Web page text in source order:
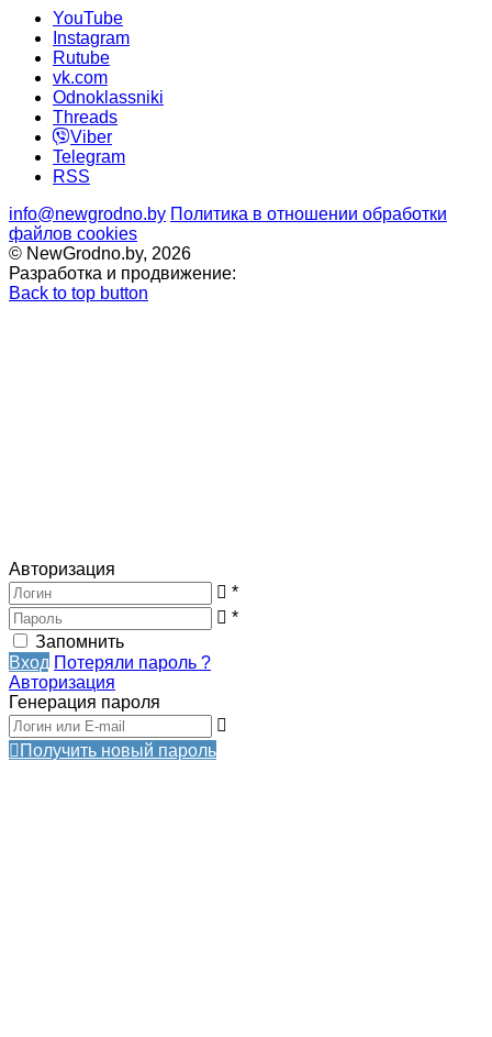
YouTube
Instagram
Rutube
vk.com
Odnoklassniki
Threads
Viber
Telegram
RSS
info@newgrodno.by Политика в отношении обработки
файлов cookies
© NewGrodno.by, 2026
Разработка и продвижение:
Back to top button
Авторизация
*
*
Запомнить
Вход Потеряли пароль ?
Авторизация
Генерация пароля
Получить новый пароль